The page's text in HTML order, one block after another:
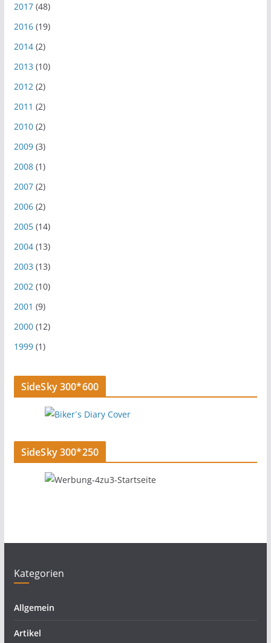
2017(48)
2016(19)
2014(2)
2013 (10)
2012(2)
2011 (2)
2010(2)
2009(3)
2008(1)
2007(2)
2006(2)
2005(14)
2004(13)
2003 (13)
2002(10)
2001 (9)
2000(12)
1999(1)
SideSky 300*600
SideSky 300*250
Kategorien
Allgemein
Artikel